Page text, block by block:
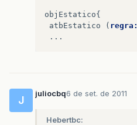
objEstatico{
atbEstatico
( regra:
...
J
juliocbq6 de set. de 2011
Hebertbc: